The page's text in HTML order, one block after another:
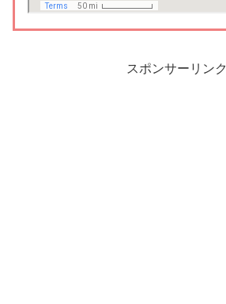
スポンサーリンク